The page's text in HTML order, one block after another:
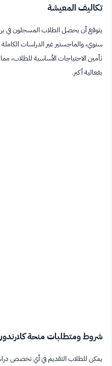
تكاليف المعيشة
يتوقع أن يحصل الطلاب المسجلون في
سنوي، والماجستير غير الدراسات
تأمين الاحتياجات الأساسية للطلاب،
بفعالية أكبر.
شروط ومتطلبات منحة
يمكن للطلاب التقديم في أي تخصص